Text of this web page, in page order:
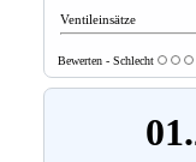
Ventileinsätze
Bewerten - Schlecht